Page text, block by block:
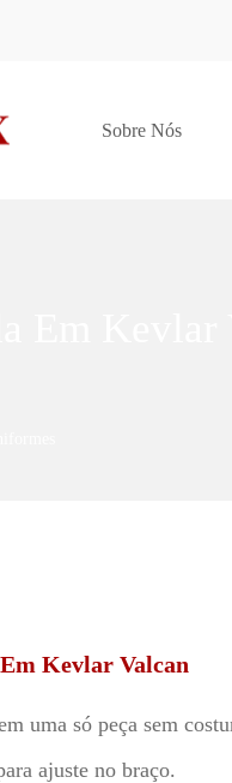
Sobre Nós
Kevlar Valcan
uma só peça sem
ajuste no braço.